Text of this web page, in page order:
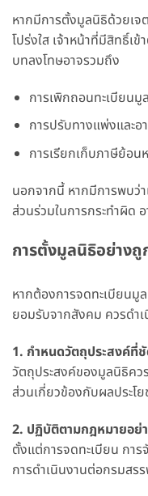
หากมีการตั้งมูลนิธิด้วยเจ
โปร่งใส เจ้าหน้าที่มีสิทธิ์เ
บทลงโทษอาจรวมถึง
การเพิกถอนทะเบียนมู
การปรับทางแพ่งและอ
การเรียกเก็บภาษีย้อ
นอกจากนี้ หากมีการพบว่
ส่วนร่วมในการกระทำผิด
การตั้งมูลนิธิอย่างถู
หากต้องการจดทะเบียนมู
ยอมรับจากสังคม ควรดำ
1. กำหนดวัตถุประสงค์ที่ชั
วัตถุประสงค์ของมูลนิธิคว
ส่วนเกี่ยวข้องกับผลประโ
2. ปฏิบัติตามกฎหมายอย่
ตั้งแต่การจดทะเบียน การ
การดำเนินงานต่อกรมสร